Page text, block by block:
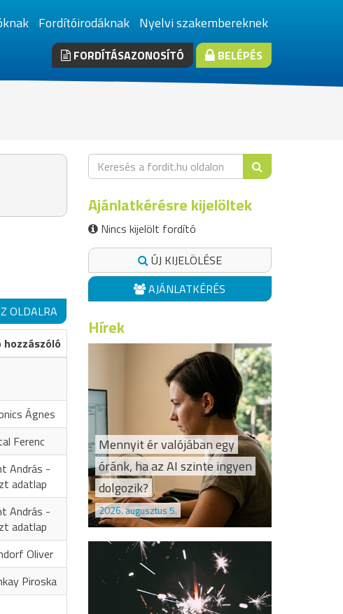
Fordítóirodáknak Nyelvi szakembereknek
FORDÍTÁSAZONOSÍTÓ BELÉPÉS
OLDALRA
hozzászóló
Ágnes
Ferenc
András -
adatlap
András -
adatlap
Oliver
Piroska
Ajánlatkérésre kijelöltek
Nincs kijelölt fordító
ÚJ KIJELÖLÉSE
AJÁNLATKÉRÉS
Hírek
Mennyit ér valójában egy
óránk, ha az AI szinte ingyen
dolgozik?
2026. augusztus 5.